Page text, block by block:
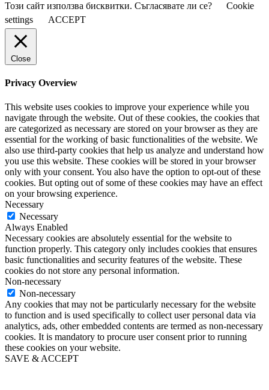
Този сайт използва бисквитки. Съгласявате ли се?
Cookie
settings
ACCEPT
Close
Privacy Overview
This website uses cookies to improve your experience while you
navigate through the website. Out of these cookies, the cookies that
are categorized as necessary are stored on your browser as they are
essential for the working of basic functionalities of the website. We
also use third-party cookies that help us analyze and understand how
you use this website. These cookies will be stored in your browser
only with your consent. You also have the option to opt-out of these
cookies. But opting out of some of these cookies may have an effect
on your browsing experience.
Necessary
Necessary
Always Enabled
Necessary cookies are absolutely essential for the website to
function properly. This category only includes cookies that ensures
basic functionalities and security features of the website. These
cookies do not store any personal information.
Non-necessary
Non-necessary
Any cookies that may not be particularly necessary for the website
to function and is used specifically to collect user personal data via
analytics, ads, other embedded contents are termed as non-necessary
cookies. It is mandatory to procure user consent prior to running
these cookies on your website.
SAVE & ACCEPT